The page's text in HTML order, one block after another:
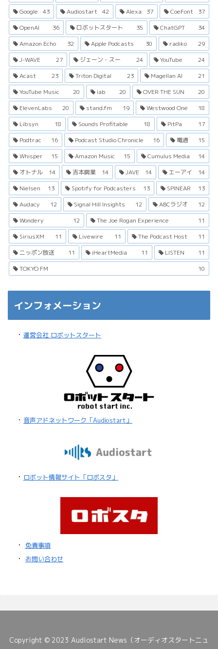
Google
43 Audiostart 42 Alexa 37 CoeFont
37
OpenAI
36 ロボットスタート 35 ChatGPT
34
Amazon Echo
32 Apple Podcasts 30 radiko
29
J-WAVE
27 ジェーン・スー 24 YouTube
24
Acast
23 Triton Digital 23 Magellan AI
21
YouTube Music
20 iab 20 OVER THE SUN
20
ElevenLabs
20 stand.fm 19 Westwood One
18
Libsyn
18 Sounds Profitable 18 PitPa
17
Podtrac
16 Podcast Studio Chronicle 16 電通
15
Whisper
15 Amazon Music 15 Cumulus Media
14
オトナル
14 吉本興業 14 JAVE 14 エーアイ
14
Nielsen
13 Spotify for Podcasters 13 SPINEAR
13
Audacy
12 Signal Hill Insights 12 ABCラジオ
12
Wondery
12 The Joe Rogan Experience
11
SiriusXM
11 Livewire 11 The Podcast Host
11
ニッポン放送
11 iHeartMedia 11 LISTEN
11
TOKYO FM
10
インフォメーション
・ 運営会社 ロボットスタート
・ 音声アドネットワーク「Audiostart」
・ ロボット情報サイト「ロボスタ」
・ 免責事項
・ お問い合わせ
Copyright © 2023 Audiostart News（オーディオスタートニュ